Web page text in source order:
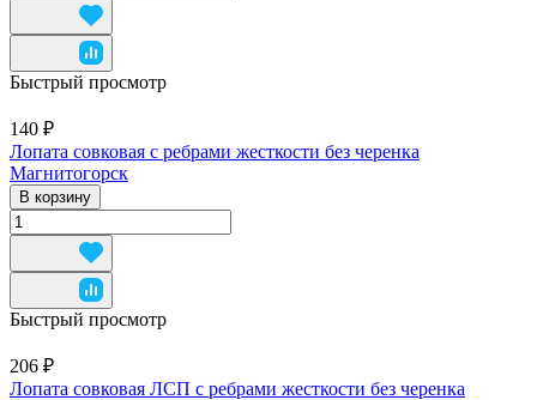
Быстрый просмотр
140 ₽
Лопата совковая с ребрами жесткости без черенка
Магнитогорск
В корзину
Быстрый просмотр
206 ₽
Лопата совковая ЛСП с ребрами жесткости без черенка